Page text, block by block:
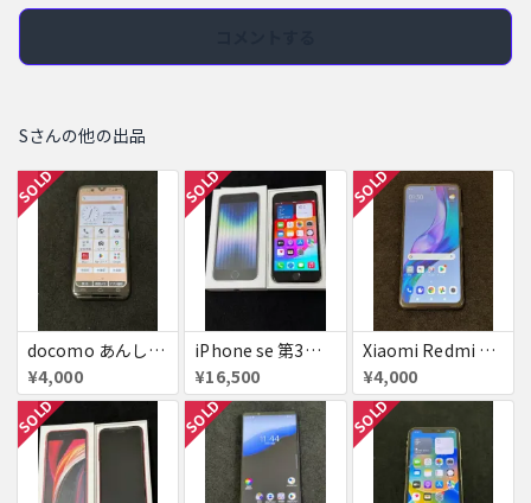
Sさんの他の出品
SOLD
docomo あんしんスマホ KY-51B ピンクゴールド simフリー 極美品 判定△
¥4,000
SOLD
iPhone se 第3世代 64GB Starlight simフリー 判定△
¥16,500
SOLD
Xiaomi Redmi Note 10 JE 極美品 判定×
¥4,000
SOLD SOLD SOLD